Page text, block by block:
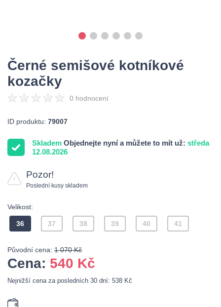
Černé semišové kotníkové
kozačky
0 hodnocení
ID produktu: 79007
Skladem Objednejte nyní a můžete to mít už: středa
12.08.2026
Pozor!
Poslední kusy skladem
Velikost:
36 37 38 39 40 41
Původní cena: 1 070 Kč
Cena: 540 Kč
Nejnižší cena za posledních 30 dní: 538 Kč